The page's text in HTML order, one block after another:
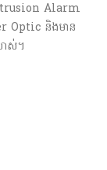
Alarm
Optic និងមាន
ាស់។